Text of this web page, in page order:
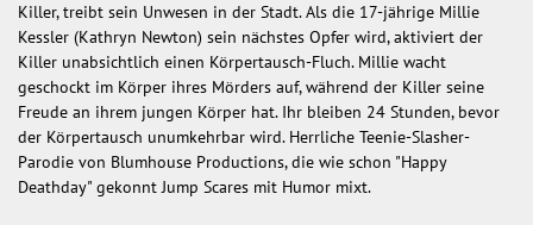
Killer, treibt sein Unwesen in der Stadt. Als die 17-jährige Millie
Kessler (Kathryn Newton) sein nächstes Opfer wird, aktiviert der
Killer unabsichtlich einen Körpertausch-Fluch. Millie wacht
geschockt im Körper ihres Mörders auf, während der Killer seine
Freude an ihrem jungen Körper hat. Ihr bleiben 24 Stunden, bevor
der Körpertausch unumkehrbar wird. Herrliche Teenie-Slasher-
Parodie von Blumhouse Productions, die wie schon "Happy
Deathday" gekonnt Jump Scares mit Humor mixt.